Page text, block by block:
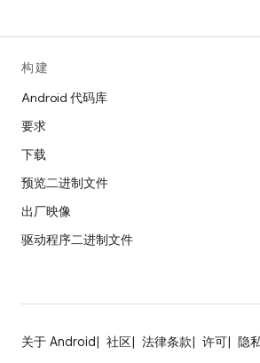
构建
Android 代码库
要求
下载
预览二进制文件
出厂映像
驱动程序二进制文件
关于 Android 社区 法律条款 许可 隐